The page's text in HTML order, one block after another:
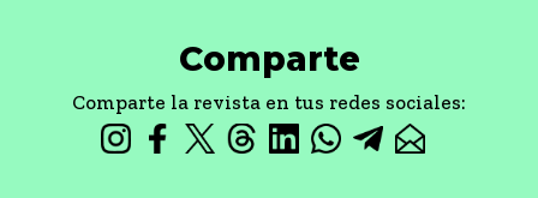
Comparte
Comparte la revista en tus redes sociales: